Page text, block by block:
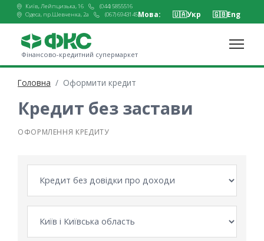
Київ, Лейпцизька, 16
(044) 5855516
Одеса, пр.Шевченка, 2а
(067) 6943145Мова: 🇺🇦Укр 🇬🇧Eng
Фінансово-кредитний супермаркет
Головна Оформити кредит
Кредит без застави
ОФОРМЛЕННЯ КРЕДИТУ